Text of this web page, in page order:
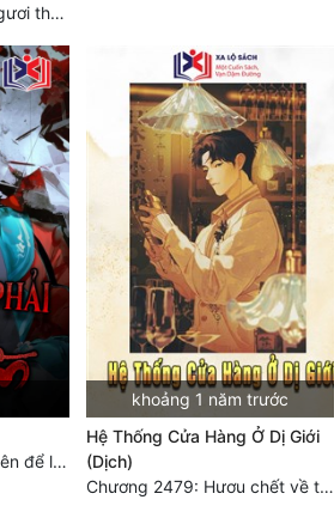
Chương 766: Ta cho ngươi tham mưu một chút
Chương 1776: Không nên để lại bất kỳ tiếc nuối nào
khoảng 1 năm trước
Hệ Thống Cửa Hàng Ở Dị Giới
(Dịch)
Chương 2479: Hươu chết về tay ai? (Đại kết cục) (3)